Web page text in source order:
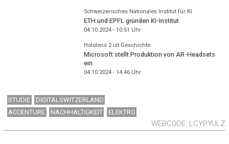
Schweizerisches Nationales Institut für KI
ETH und EPFL gründen KI-Institut
04.10.2024 - 10:51 Uhr
Hololens 2 ist Geschichte
Microsoft stellt Produktion von AR-Headsets
ein
04.10.2024 - 14:46Uhr
STUDIE
DIGITALSWITZERLAND
ACCENTURE
NACHHALTIGKEIT ELEKTRO
WEBCODE LCYPYULZ